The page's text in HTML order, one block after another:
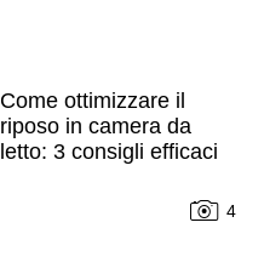
Come ottimizzare il
riposo in camera da
letto: 3 consigli efficaci
4